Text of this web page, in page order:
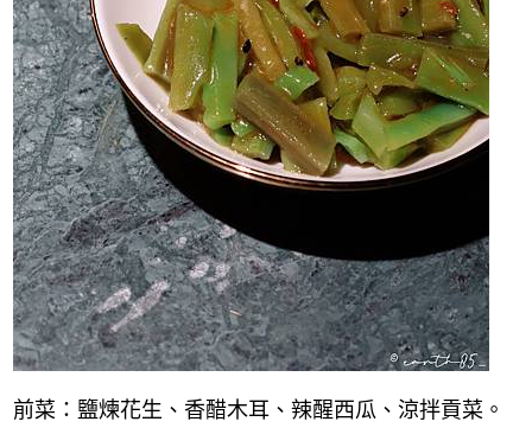
前菜：鹽煉花生、香醋木耳、辣醒西瓜、涼拌貢菜。